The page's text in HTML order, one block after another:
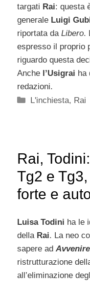
targati Rai: questa
generale Luigi
riportata da Libero.
espresso il proprio
riguardo questa
Anche l’Usigrai ha
redazioni.
Categorie
L'inchiesta, Rai
Rai,
Tg2 e
forte e
Luisa Todini ha le
della Rai. La neo
sapere ad Avvenire
ristrutturazione
all’eliminazione